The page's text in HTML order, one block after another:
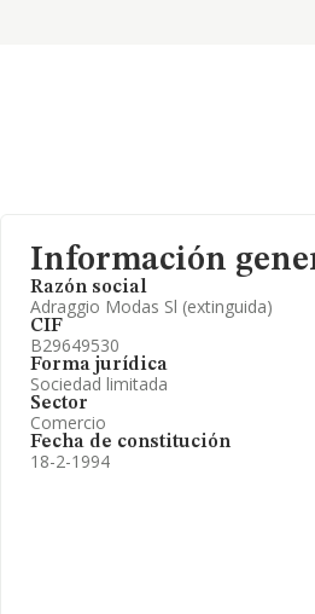
Información
Razón social
Adraggio Modas Sl (extinguida)
CIF
B29649530
Forma jurídica
Sociedad limitada
Sector
Comercio
Fecha de constitución
18-2-1994